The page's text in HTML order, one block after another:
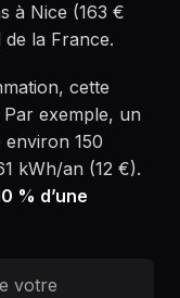
à Nice (163 €
de la France.
cette
exemple, un
150
kWh/an (12 €).
% d’une
votre